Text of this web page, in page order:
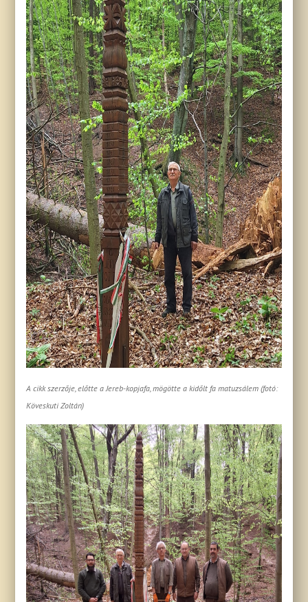
A cikk szerzője, előtte a Jereb-kopjafa, mögötte a kidőlt fa matuzsálem (fotó:
Köveskuti Zoltán)